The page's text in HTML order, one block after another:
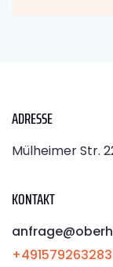
ADRESSE
Mülheimer Str.
KONTAKT